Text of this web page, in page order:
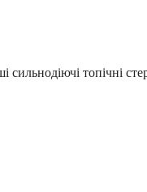
топічні